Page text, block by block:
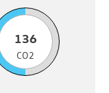
136
CO2